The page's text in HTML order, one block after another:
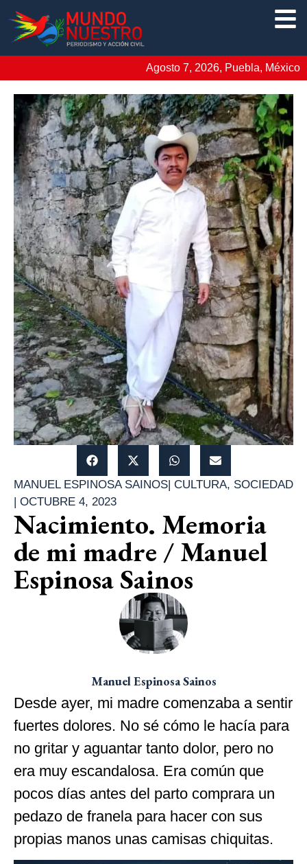
Agosto 7, 2026, Puebla, México
MANUEL ESPINOSA SAINOS| CULTURA, SOCIEDAD
| OCTUBRE 4, 2023
Nacimiento. Memoria
de mi madre / Manuel
Espinosa Sainos
Manuel Espinosa Sainos
Desde ayer, mi madre comenzaba a sentir
fuertes dolores. No sé cómo le hacía para
no gritar y aguantar tanto dolor, pero no
era muy escandalosa. Era común que
pocos días antes del parto comprara un
pedazo de franela para hacer con sus
propias manos unas camisas chiquitas.